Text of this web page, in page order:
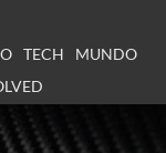
TECH
MUNDO